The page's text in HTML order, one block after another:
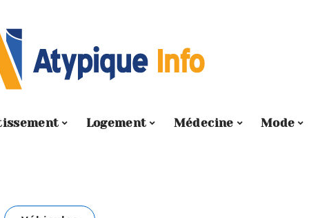
Logement Médecine Mode